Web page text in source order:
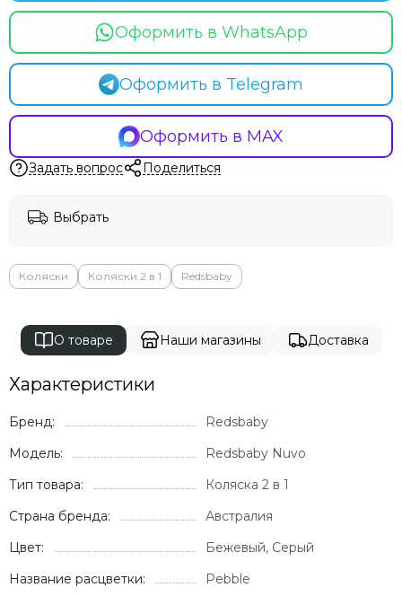
Оформить в WhatsApp
Оформить в Telegram
Оформить в MAX
Задать вопрос Поделиться
Выбрать
Коляски Коляски 2 в 1 Redsbaby
О товаре Наши магазины Доставка
Характеристики
Бренд:
Redsbaby
Модель:
Redsbaby Nuvo
Тип товара:
Коляска 2 в 1
Страна бренда:
Австралия
Цвет:
Бежевый, Серый
Название расцветки:
Pebble